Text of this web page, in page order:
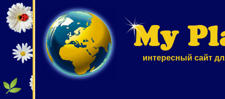
интересный сайт